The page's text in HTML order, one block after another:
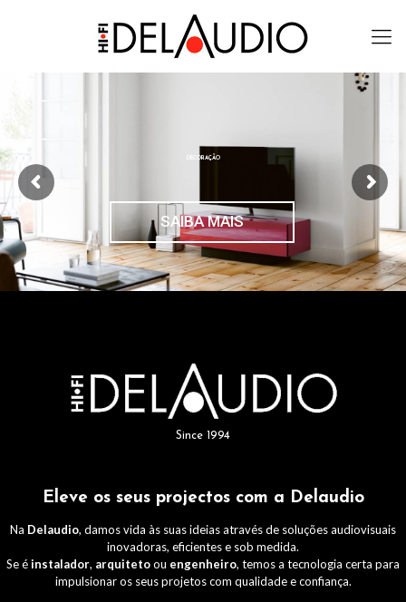
DECORAÇÃO
SAIBA MAIS
Since 1994
Eleve os seus projectos com a Delaudio
Na Delaudio, damos vida às suas ideias através de soluções audiovisuais
inovadoras, eficientes e sob medida.
Se éinstalador, arquitetoou engenheiro, temos a tecnologia certa para
impulsionar os seus projetos com qualidade e confiança.